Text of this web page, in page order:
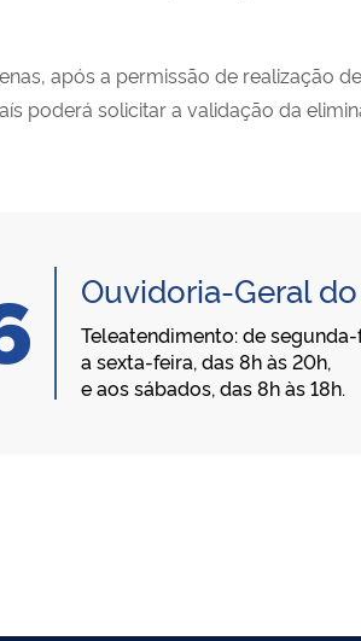
após a permissão de realização
poderá solicitar a validação da
Ouvidoria-Geral do
Teleatendimento: de
a sexta-feira, das 8h às 20h,
e aos sábados, das 8h às 18h.